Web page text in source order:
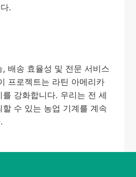
.
, 배송 효율성 및 전문 서비스
프로젝트는 라틴 아메리카
강화합니다. 우리는 전 세
할 수 있는 농업 기계를 계속